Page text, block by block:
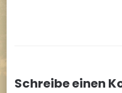
Schreibe einen